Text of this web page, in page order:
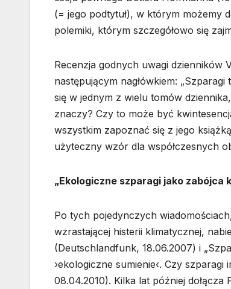
(= jego podtytuł), w którym możemy
polemiki, którym szczegółowo się
Recenzja godnych uwagi dzienników
następującym nagłówkiem:
się w jednym z wielu tomów
znaczy? Czy to może być
wszystkim zapoznać się z jego
użyteczny wzór dla współczesnych
„Ekologiczne szparagi jako zabójca
Po tych pojedynczych
wzrastającej histerii klimatycznej,
(Deutschlandfunk, 18.06.2007) i
›ekologiczne sumienie‹. Czy
08.04.2010). Kilka lat później dołącza